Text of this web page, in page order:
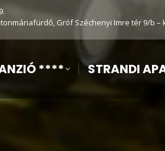
Gróf Széchenyi Imre tér 9/b
**** STRANDI